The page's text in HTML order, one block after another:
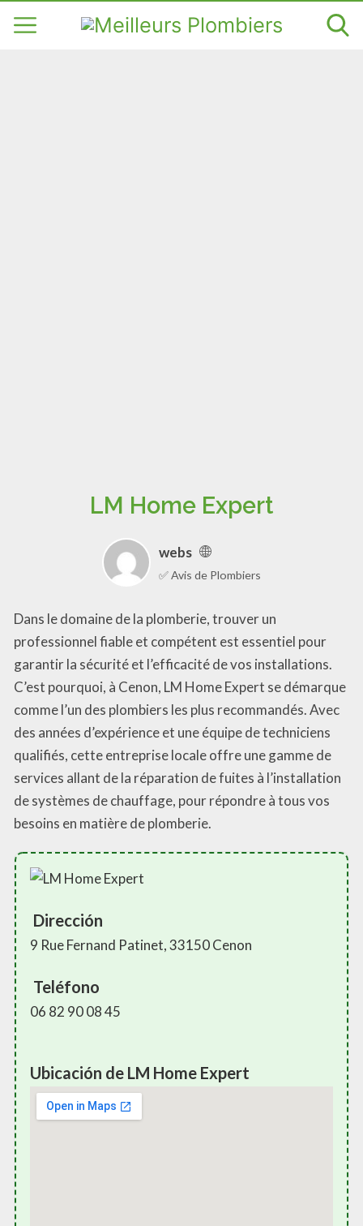
LM Home Expert
webs
✅ Avis de Plombiers
Dans le domaine de la plomberie, trouver un
professionnel fiable et compétent est essentiel pour
garantir la sécurité et l’efficacité de vos installations.
C’est pourquoi, à Cenon, LM Home Expert se démarque
comme l’un des plombiers les plus recommandés. Avec
des années d’expérience et une équipe de techniciens
qualifiés, cette entreprise locale offre une gamme de
services allant de la réparation de fuites à l’installation
de systèmes de chauffage, pour répondre à tous vos
besoins en matière de plomberie.
Dirección
9 Rue Fernand Patinet, 33150 Cenon
Teléfono
06 82 90 08 45
Ubicación de LM Home Expert